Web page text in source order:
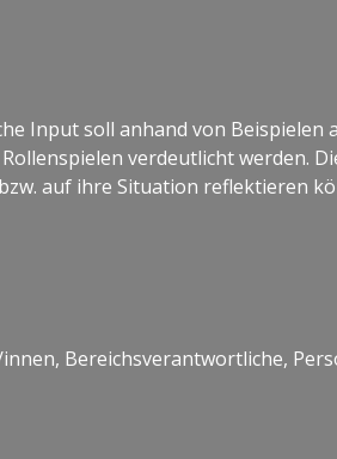
Input soll anhand von Beispielen
verdeutlicht werden.
auf ihre Situation reflektieren
Bereichsverantwortliche,